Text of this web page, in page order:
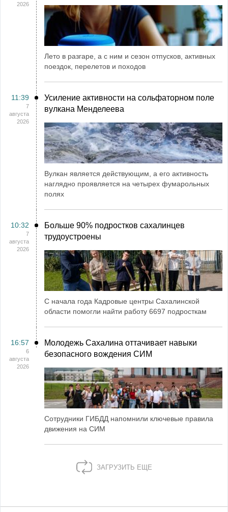
2026
Лето в разгаре, а с ним и сезон отпусков, активных
поездок, перелетов и походов
11:39
7
августа
2026
Усиление активности на сольфаторном поле
вулкана Менделеева
Вулкан является действующим, а его активность
наглядно проявляется на четырех фумарольных
полях
10:32
7
августа
2026
Больше 90% подростков сахалинцев
трудоустроены
С начала года Кадровые центры Сахалинской
области помогли найти работу 6697 подросткам
16:57
6
августа
2026
Молодежь Сахалина оттачивает навыки
безопасного вождения СИМ
Сотрудники ГИБДД напомнили ключевые правила
движения на СИМ
ЗАГРУЗИТЬ ЕЩЕ